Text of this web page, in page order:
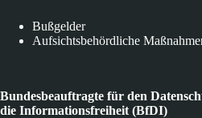
Bußgelder
Aufsichtsbehördliche
Bundesbeauftragte für den
die Informationsfreiheit (BfDI)